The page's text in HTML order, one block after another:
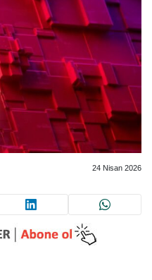
24 Nisan 2026